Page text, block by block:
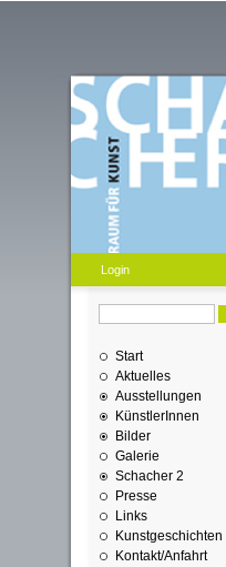
Login
Start
Aktuelles
Ausstellungen
KünstlerInnen
Bilder
Galerie
Schacher 2
Presse
Links
Kunstgeschichten
Kontakt/Anfahrt